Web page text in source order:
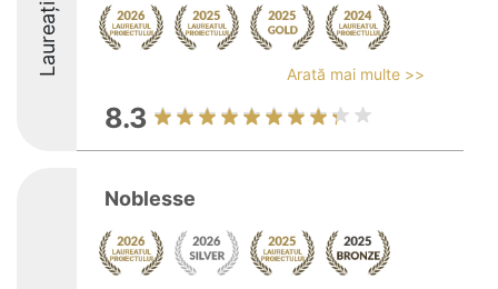
Laureați Arată mai multe >>
8.3
Noblesse